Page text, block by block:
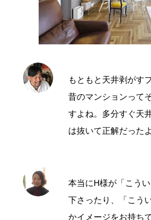
もともと天井剥がす
昔のマンションって
すよね。多分すぐ天
は抜いて正解だったよ
本当にH様が「こう
下さったり、「こう
かイメージをお持ち